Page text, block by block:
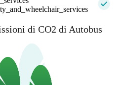
di CO2 di Autobus